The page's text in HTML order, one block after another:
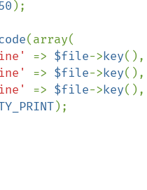
);
(array(
=> $file->key(),
=> $file->key(),
=> $file->key(),
);